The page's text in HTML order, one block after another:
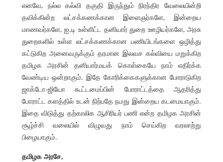
எனவே, நல்ல கல்வி தகுதி இருந்தும் நிரந்திர வேலையின்றி
தவிக்கின்ற லட்சக்கணக்கான இளைஞர்களே, இன்றைய
மாணவர்களே, ஐ.டி உள்ளிட்ட தனியார் துறை ஊழியர்களே, அரசு
துறைகளில் உள்ள லட்சக்கணக்கான பணியிடங்களை ஒழித்து
கட்டுகிற அனைவருக்கும் தரமான இலவச கல்வியை மறுக்கிற
தமிழக அரசின் தனியார்மயக் கொள்கையே நாம் எதிர்க்க
வேண்டிய ஒன்றாகும். இதே கோரிக்கைகளுக்கான போராடுகிற
ஜாக்டோ-ஜியோ கூட்டமைப்பின் போராட்டத்தை ஆதரித்து
போராட்ட களத்தில் உடன் நிற்பதே நமது இன்றைய கடமையாகும்.
இதை விடுத்து தற்காலிக ஆசிரியர் பணி என்ற தமிழக அரசின்
சூழ்ச்சி வலையில் விழுவது நாம் செய்கிற வரலாற்று
பிழையாகும்.
தமிழக அரசே,